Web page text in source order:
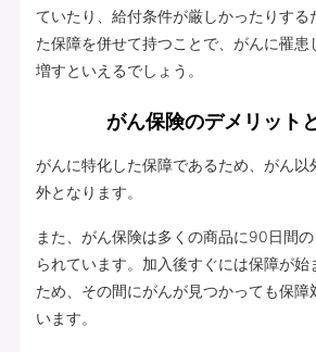
ていたり、給付条件が厳しかったりする
た保障を併せて持つことで、がんに罹患
増すといえるでしょう。
がん保険のデメリット
がんに特化した保障であるため、がん以
外となります。
また、がん保険は多くの商品に90日間
られています。加入後すぐには保障が始
ため、その間にがんが見つかっても保障
います。